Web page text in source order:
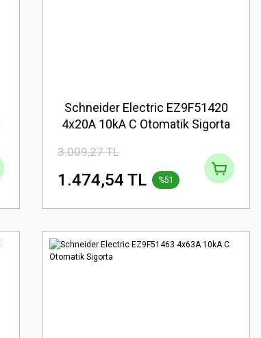
Schneider Electric EZ9F51420
4x20A 10kA C Otomatik Sigorta
3.009,27 TL
1.474,54 TL %51